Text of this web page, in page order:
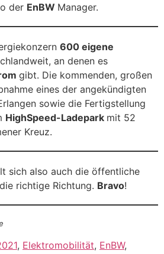
der EnBW Manager.
600 eigene
an denen es
gibt. Die kommenden, großen
eines der angekündigten
sowie die Fertigstellung
HighSpeed-Ladepark mit 52
Kreuz.
sich also auch die öffentliche
richtige Richtung. Bravo!
, Elektromobilität, EnBW,